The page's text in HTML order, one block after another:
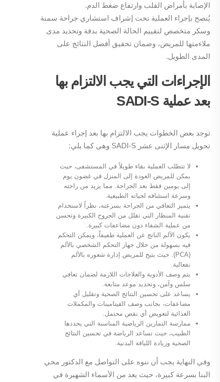
الإصابة بأمراض القلب وارتفاع ضغط الدم.
يُنصح بإجراء العملية تحت إشراف استشاري جراحة سمنة
وسكر متخصص لتقييم الحالة الصحية بدقة وتحديد مدى
ملاءمتها للمريض، وضمان تحقيق أفضل النتائج على
المدى الطويل.
الإجراءات التي يجب الالتزام بها
بعد عمليةSADI-S
توجد بعض الخطوات يجب الالتزام بها بعد إجراء عملية
تحويل مسار الإثنى عشر SADI-S وهي كما يلي:
لا تتطلب العملية بقاء طويلاً في المستشفى، حيث
يمكن للمريض العودة إلى المنزل في غضون يوم
إلى يومين فقط بعد الجراحة. مما يزيد من راحته
وسرعة استئنافه لحياته الطبيعية.
يتميز التعافي من الجراحة بسرعته، نظراً لاستخدام
تقنية المنظار التي تقلل من الجروح الكبيرة وتحسن
من عملية الشفاء دون مضاعفات كبيرة.
يكون الألم الناتج عن العملية طفيفاً، ويمكن التحكم
فيه بسهولة من خلال جهاز التحكم الشخصي بالألم
(PCA). حيث يتيح للمريض إدارة شعوره بالألم
بفعالية.
يتم وصف الأدوية والعلاجات اللازمة لضمان تعافي
سلس وآمن، وتحديد موعد متابعة.
يساعد على تحسين النتائج الصحية وتقليل أي
مضاعفات، بجانب وصف الفيتامينات والمكملات
الغذائية لتعويض أي نقص محتمل.
ممارسة التمارين الرياضية المناسبة التي يحددها
الطبيب، حيث تساعد الرياضة في تحسين النتائج
الصحية وزيادة اللياقة البدنية.
وفي النهاية يجب أن ننوه على التواصل مع الدكتور محي
البنا بسرعة كبيرة، حيث يعد من الأسماء الشهيرة في